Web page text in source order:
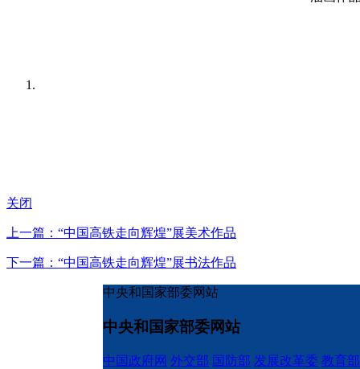
关闭
上一篇：“中国高铁走向辉煌”展美术作品
下一篇：“中国高铁走向辉煌”展书法作品
中央和国家部委网站
中央和国家部委网站
中国政府网 外交部 国防部 发展改革委 教育部